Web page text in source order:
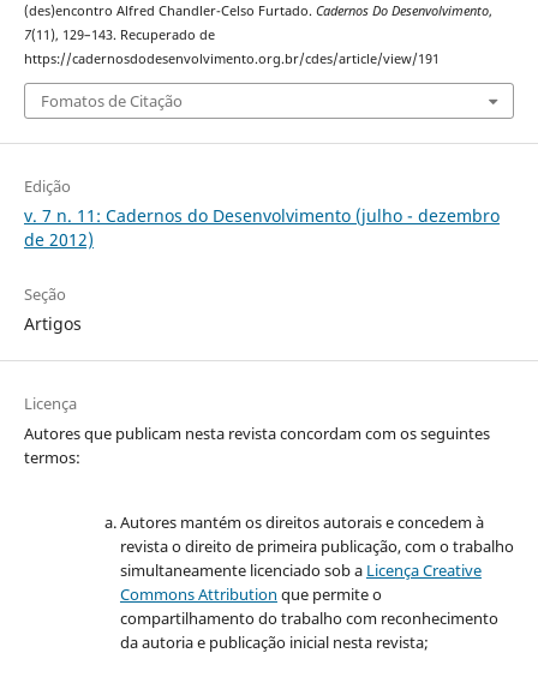
(des)encontro Alfred Chandler-Celso Furtado. Cadernos Do Desenvolvimento,
7(11), 129–143. Recuperado de
https://cadernosdodesenvolvimento.org.br/cdes/article/view/191
Fomatos de Citação
Edição
v. 7 n. 11: Cadernos do Desenvolvimento (julho - dezembro
de 2012)
Seção
Artigos
Licença
Autores que publicam nesta revista concordam com os seguintes
termos:
Autores mantém os direitos autorais e concedem à
revista o direito de primeira publicação, com o trabalho
simultaneamente licenciado sob a Licença Creative
Commons Attribution que permite o
compartilhamento do trabalho com reconhecimento
da autoria e publicação inicial nesta revista;